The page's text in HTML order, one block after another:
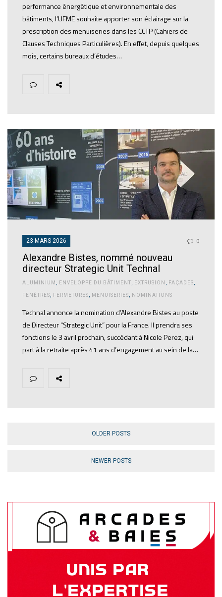
performance énergétique et environnementale des
bâtiments, l’UFME souhaite apporter son éclairage sur la
prescription des menuiseries dans les CCTP (Cahiers de
Clauses Techniques Particulières). En effet, depuis quelques
mois, certains bureaux d’études…
23 MARS 2026 0
Alexandre Bistes, nommé nouveau
directeur Strategic Unit Technal
ALUMINIUM , ENVELOPPE DU BÂTIMENT , EXTRUSION , FAÇADES,
FENÊTRES, FERMETURES, MENUISERIES, NOMINATIONS
Technal annonce la nomination d’Alexandre Bistes au poste
de Directeur “Strategic Unit” pour la France. Il prendra ses
fonctions le 3 avril prochain, succédant à Nicole Perez, qui
part à la retraite après 41 ans d’engagement au sein de la…
OLDER POSTS
NEWER POSTS